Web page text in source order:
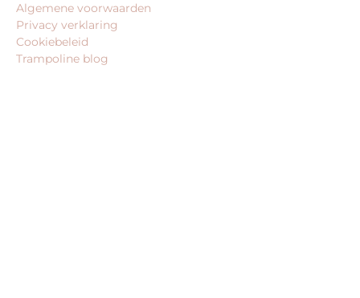
Algemene voorwaarden
Privacy verklaring
Cookiebeleid
Trampoline blog